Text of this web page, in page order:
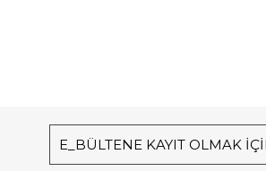
E_BÜLTENE KAYIT OLMAK